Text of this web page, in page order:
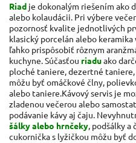
Riad je dokonalým riešením ako
alebo kolaudácii. Pri výbere
pozornosť kvalite jednotlivých
klasický porcelán alebo
ľahko prispôsobiť rôznym
kuchyne.Súčasťou riaduako
ploché taniere, dezertné taniere,
môžu byť omáčkové člny,
alebo taniere.Kávový servis je
zladenou večerou alebo
podávanie kávy aj čaju.
šálky alebo hrnčeky, podšálky a
cukornička s lyžičkou môžu byť